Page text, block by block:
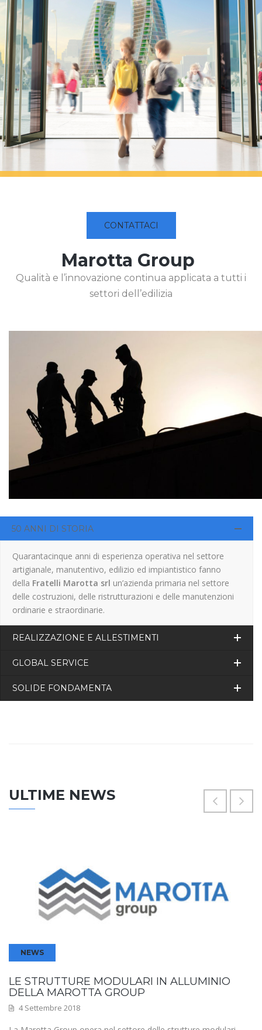
e acciaio
CONTATTACI
Marotta Group
Qualità e l’innovazione continua applicata a tutti i
settori dell’edilizia
50 ANNI DI STORIA
Quarantacinque anni di esperienza operativa nel settore
artigianale, manutentivo, edilizio ed impiantistico fanno
della Fratelli Marotta srl un’azienda primaria nel settore
delle costruzioni, delle ristrutturazioni e delle manutenzioni
ordinarie e straordinarie.
REALIZZAZIONE E ALLESTIMENTI
GLOBAL SERVICE
SOLIDE FONDAMENTA
ULTIME NEWS
NEWS
LE STRUTTURE MODULARI IN ALLUMINIO
DELLA MAROTTA GROUP
4 Settembre 2018